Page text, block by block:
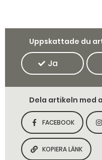
Uppskattade du
Ja
Dela artikeln med
DELA SIDAN PÅ
FACEBOOK
KOPIERA
KOPIERA LÄNK